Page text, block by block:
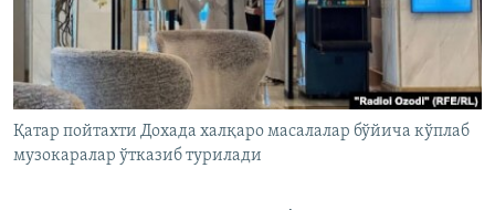
Қатар пойтахти Дохада халқаро масалалар бўйича кўплаб
музокаралар ўтказиб турилади